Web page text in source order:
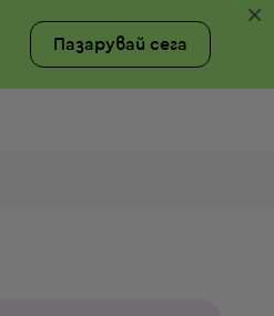
Пазарувай сега
×